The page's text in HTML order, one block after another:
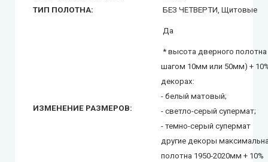
ТИП ПОЛОТНА: БЕЗ ЧЕТВЕРТИ, Щитовые
ИЗМЕНЕНИЕ РАЗМЕРОВ:
Да
* высота дверного
шагом 10мм или 50мм) +
декорах:
- белый матовый;
- светло-серый супермат;
- темно-серый супермат
другие декоры
полотна 1950-2020мм + 10%